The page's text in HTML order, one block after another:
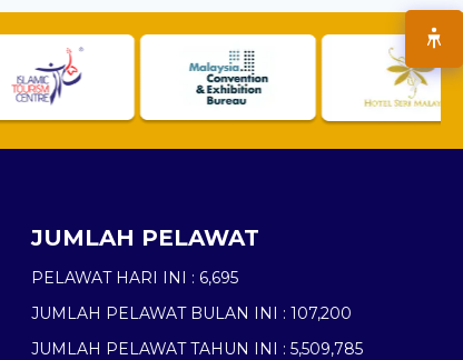
JUMLAH PELAWAT
PELAWAT HARI INI : 6,695
JUMLAH PELAWAT BULAN INI : 107,200
JUMLAH PELAWAT TAHUN INI : 5,509,785